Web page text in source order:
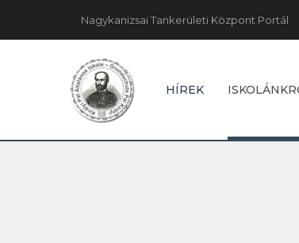
Nagykanizsai Tankerületi Központ Portál
HÍREK